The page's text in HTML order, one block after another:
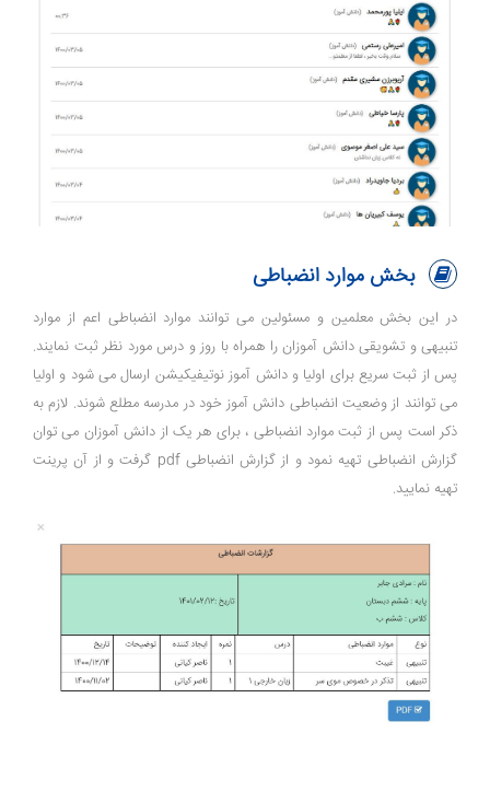
بخش موارد انضباطی
در این بخش معلمین و مسئولین می توانند موارد انضباطی اعم از موارد
تنبیهی و تشویقی دانش آموزان را همراه با روز و درس مورد نظر ثبت نمایند.
پس از ثبت سریع برای اولیا و دانش آموز نوتیفیکیشن ارسال می شود و اولیا
می توانند از وضعیت انضباطی دانش آموز خود در مدرسه مطلع شوند. لازم به
ذکر است پس از ثبت موارد انضباطی ، برای هر یک از دانش آموزان می توان
گزارش انضباطی تهیه نمود و از گزارش انضباطی pdf گرفت و از آن پرینت
تهیه نمایید.